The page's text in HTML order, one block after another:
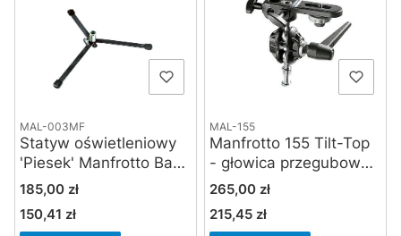
MAL-003MF
Statyw oświetleniowy
'Piesek' Manfrotto Baby
Lightweight 003MF
Cena
185,00 zł
Cena
150,41 zł
MAL-155
Manfrotto 155 Tilt-Top
- głowica przegubowa
z uchwytem do kamery
Cena
265,00 zł
Cena
215,45 zł